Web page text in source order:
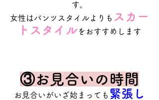
す。
女性はパンツスタイルよりも スカー
トスタイル をおすすめします
③お見合いの時間
お見合いがいざ始まっても 緊張し